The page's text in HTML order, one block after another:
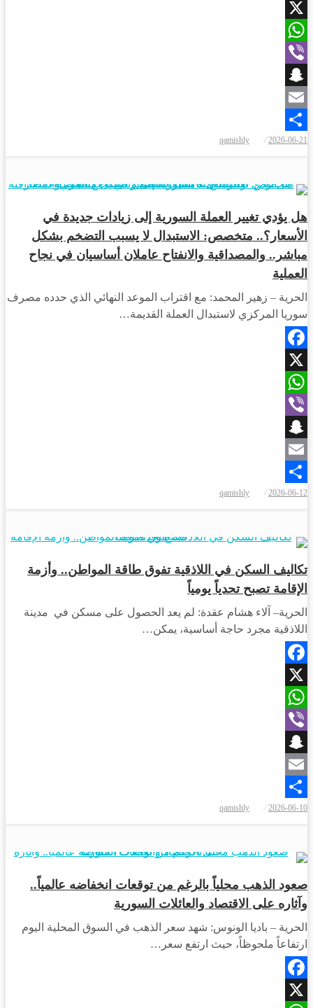
Facebook
X
WhatsApp
Viber
Snapchat
Email
Share
في
2026-06-21
qamishly
هل يؤدي تغيير العملة السورية إلى زيادات جديدة في
الأسعار؟.. متخصص: الاستبدال لا يسبب التضخم بشكل
مباشر.. والمصداقية والانفتاح عاملان أساسيان في نجاح
العملية
الحرية – زهير المحمد: مع اقتراب الموعد النهائي الذي حدده مصرف
سوريا المركزي لاستبدال العملة القديمة…
Facebook
X
WhatsApp
Viber
Snapchat
Email
Share
في
2026-06-12
qamishly
تكاليف السكن في اللاذقية تفوق طاقة المواطن.. وأزمة
الإقامة تصبح تحدياً يومياً
الحرية– آلاء هشام عقدة: لم يعد الحصول على مسكن في مدينة
اللاذقية مجرد حاجة أساسية، يمكن…
Facebook
X
WhatsApp
Viber
Snapchat
Email
Share
في
2026-06-10
qamishly
صعود الذهب محلياً بالرغم من توقعات انخفاضه عالمياً..
وآثاره على الاقتصاد والعائلات السورية
الحرية – باديا الونوس: شهد سعر الذهب في السوق المحلية اليوم
ارتفاعاً ملحوظاً، حيث ارتفع سعر…
Facebook